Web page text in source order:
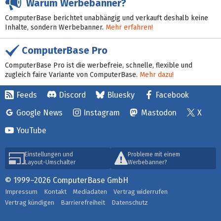
Warum Werbebanner?
ComputerBase berichtet unabhängig und verkauft deshalb keine
Inhalte, sondern Werbebanner. Mehr erfahren!
ComputerBase Pro
ComputerBase Pro ist die werbefreie, schnelle, flexible und
zugleich faire Variante von ComputerBase. Mehr dazu!
Feeds Discord Bluesky
Facebook
Google News
Instagram Mastodon
X
YouTube
Einstellungen und
Layout-Umschalter
Probleme mit einem
Werbebanner?
© 1999–2026 ComputerBase GmbH
Impressum Kontakt Mediadaten
Vertrag widerrufen
Vertrag kündigen
Barrierefreiheit Datenschutz